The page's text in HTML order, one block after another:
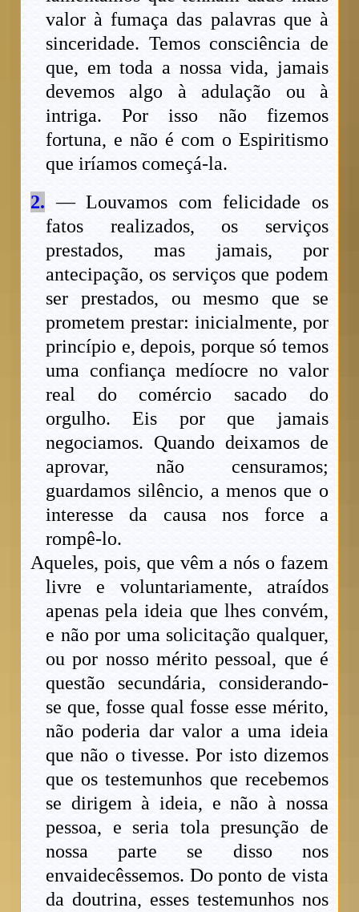
valor à fumaça das palavras que à
sinceridade. Temos consciência de
que, em toda a nossa vida, jamais
devemos algo à adulação ou à
intriga. Por isso não fizemos
fortuna, e não é com o Espiritismo
que iríamos começá-la.
2. — Louvamos com felicidade os
fatos realizados, os serviços
prestados, mas jamais, por
antecipação, os serviços que podem
ser prestados, ou mesmo que se
prometem prestar: inicialmente, por
princípio e, depois, porque só temos
uma confiança medíocre no valor
real do comércio sacado do
orgulho. Eis por que jamais
negociamos. Quando deixamos de
aprovar, não censuramos;
guardamos silêncio, a menos que o
interesse da causa nos force a
rompê-lo.
Aqueles, pois, que vêm a nós o fazem
livre e voluntariamente, atraídos
apenas pela ideia que lhes convém,
e não por uma solicitação qualquer,
ou por nosso mérito pessoal, que é
questão secundária, considerando-
se que, fosse qual fosse esse mérito,
não poderia dar valor a uma ideia
que não o tivesse. Por isto dizemos
que os testemunhos que recebemos
se dirigem à ideia, e não à nossa
pessoa, e seria tola presunção de
nossa parte se disso nos
envaidecêssemos. Do ponto de vista
da doutrina, esses testemunhos nos